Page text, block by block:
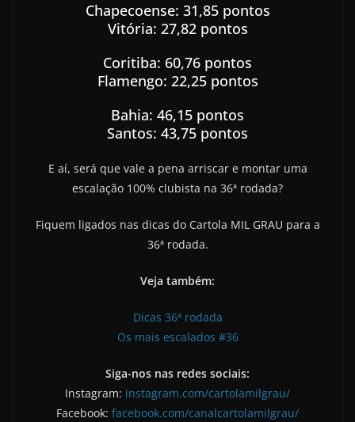
Chapecoense: 31,85 pontos
Vitória: 27,82 pontos
Coritiba: 60,76 pontos
Flamengo: 22,25 pontos
Bahia: 46,15 pontos
Santos: 43,75 pontos
E aí, será que vale a pena arriscar e montar uma
escalação 100% clubista na 36ª rodada?
Fiquem ligados nas dicas do Cartola MIL GRAU para a
36ª rodada.
Veja também:
Dicas 36ª rodada
Os mais escalados #36
Siga-nos nas redes sociais:
Instagram: instagram.com/cartolamilgrau/
Facebook: facebook.com/canalcartolamilgrau/